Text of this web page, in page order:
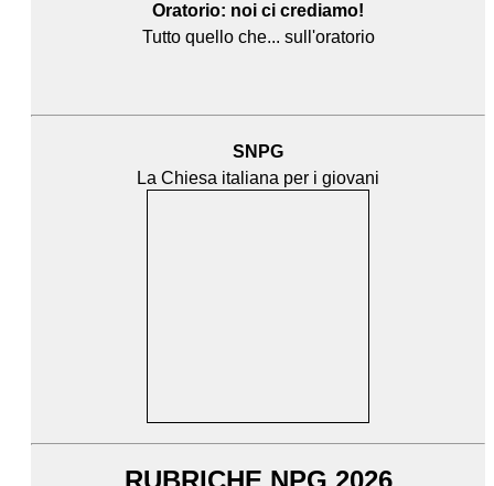
Oratorio: noi ci crediamo!
Tutto quello che... sull'oratorio
SNPG
La Chiesa italiana per i giovani